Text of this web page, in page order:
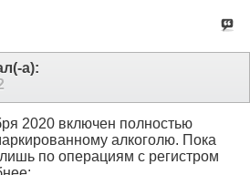
а):
2020 включен полностью
алкоголю. Пока
по операциям с регистром